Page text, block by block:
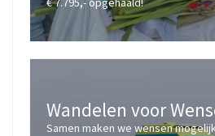
Wandelen voor
Samen maken we wensen